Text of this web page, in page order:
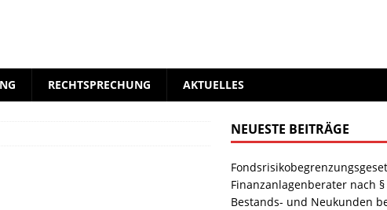
RECHTSPRECHUNG AKTUELLES
NEUESTE BEITRÄGE
Finanzanlagenberater nach
Bestands- und Neukunden